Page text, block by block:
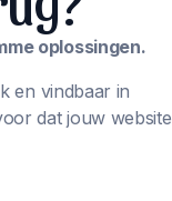
oplossingen.
en vindbaar in
dat jouw website